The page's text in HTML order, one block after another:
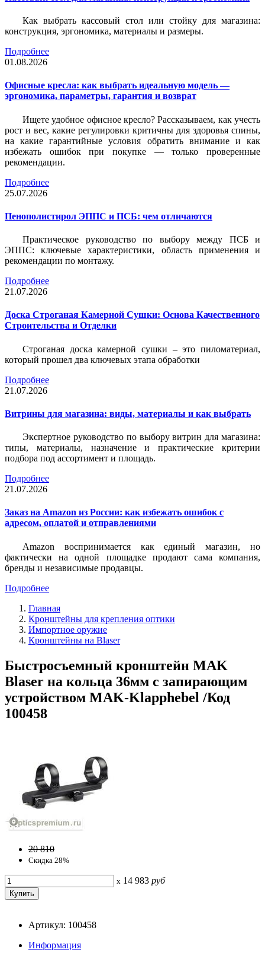
Как выбрать кассовый стол или стойку для магазина:
конструкция, эргономика, материалы и размеры.
Подробнее
01.08.2026
Офисные кресла: как выбрать идеальную модель —
эргономика, параметры, гарантия и возврат
Ищете удобное офисное кресло? Рассказываем, как учесть
рост и вес, какие регулировки критичны для здоровья спины,
на какие гарантийные условия обратить внимание и как
избежать ошибок при покупке — только проверенные
рекомендации.
Подробнее
25.07.2026
Пенополистирол ЭППС и ПСБ: чем отличаются
Практическое руководство по выбору между ПСБ и
ЭППС: ключевые характеристики, область применения и
рекомендации по монтажу.
Подробнее
21.07.2026
Доска Строганая Камерной Сушки: Основа Качественного
Строительства и Отделки
Строганая доска камерной сушки – это пиломатериал,
который прошел два ключевых этапа обработки
Подробнее
21.07.2026
Витрины для магазина: виды, материалы и как выбрать
Экспертное руководство по выбору витрин для магазина:
типы, материалы, назначение и практические критерии
подбора под ассортимент и площадь.
Подробнее
21.07.2026
Заказ на Amazon из России: как избежать ошибок с
адресом, оплатой и отправлениями
Amazon воспринимается как единый магазин, но
фактически на одной площадке продают сама компания,
бренды и независимые продавцы.
Подробнее
Главная
Кронштейны для крепления оптики
Импортное оружие
Кронштейны на Blaser
Быстросъемный кронштейн MAK
Blaser на кольца 36мм с запирающим
устройством MAK-Klapphebel /Код
100458
20 810
Скидка 28%
x 14 983 руб
Артикул: 100458
Информация